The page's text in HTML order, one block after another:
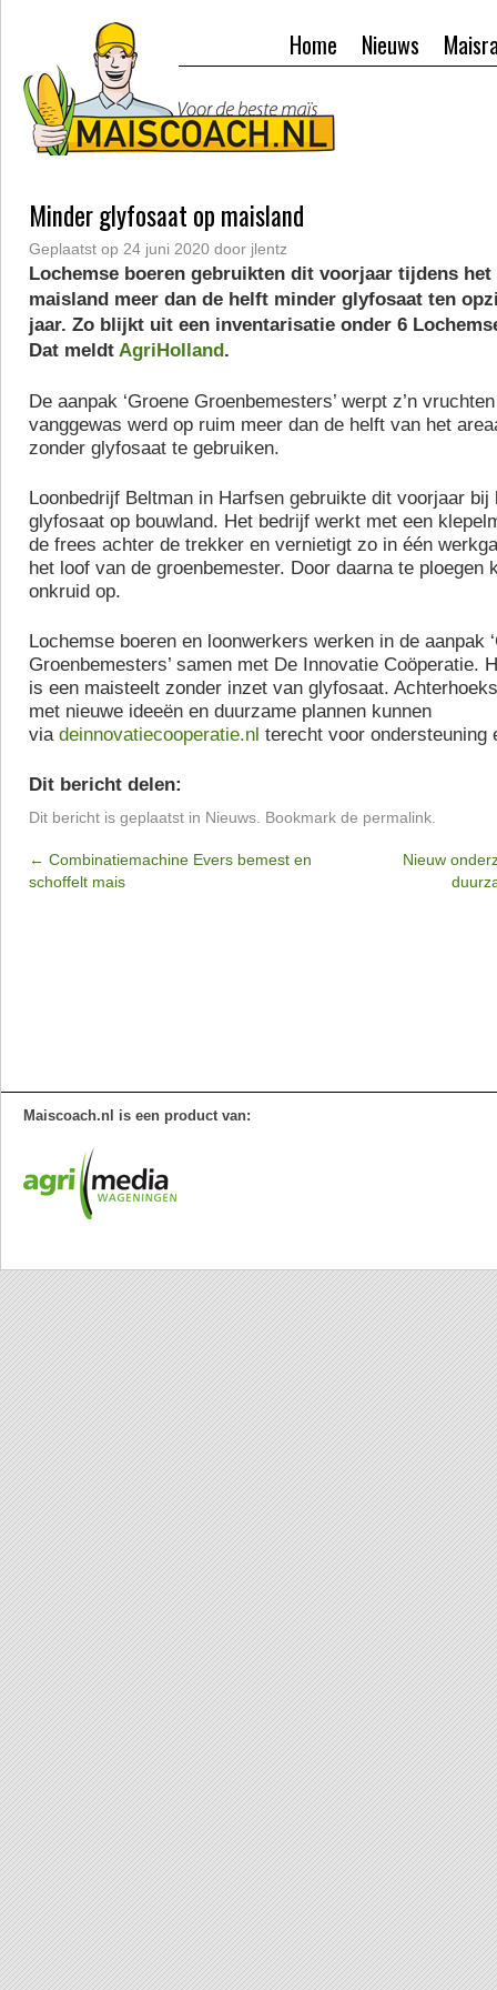
Nieuws
Home
Minder glyfosaat op maisland
Geplaatst op 24 juni 2020 door jlentz
Lochemse boeren gebruikten dit voorjaar tijdens het
maisland meer dan de helft minder glyfosaat ten
jaar. Zo blijkt uit een inventarisatie onder 6
Dat meldt AgriHolland.
De aanpak ‘Groene Groenbemesters’ werpt z’n
vanggewas werd op ruim meer dan de helft van het
zonder glyfosaat te gebruiken.
Loonbedrijf Beltman in Harfsen gebruikte dit voorjaar bij
glyfosaat op bouwland. Het bedrijf werkt met een
de frees achter de trekker en vernietigt zo in één
het loof van de groenbemester. Door daarna te ploegen
onkruid op.
Lochemse boeren en loonwerkers werken in de aanpak
Groenbemesters’ samen met De Innovatie Coöperatie.
is een maisteelt zonder inzet van glyfosaat.
met nieuwe ideeën en duurzame plannen kunnen
via deinnovatiecooperatie.nl terecht voor ondersteuning
Dit bericht delen:
Dit bericht is geplaatst in Nieuws . Bookmark de permalink
← Combinatiemachine Evers bemest en
schoffelt mais
Nieuw
Maiscoach.nl is een product van: